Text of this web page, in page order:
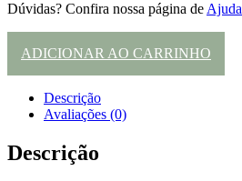
Dúvidas? Confira nossa página de Ajuda
ADICIONAR AO CARRINHO
Descrição
Avaliações (0)
Descrição